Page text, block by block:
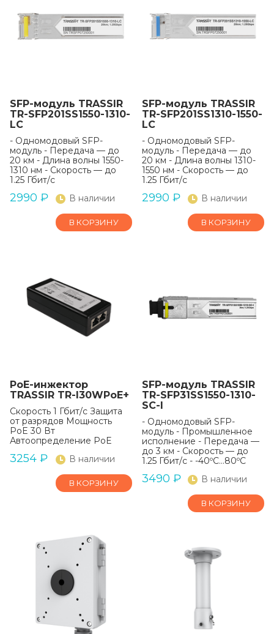
SFP-модуль TRASSIR
TR-SFP201SS1550-1310-
LC
- Одномодовый SFP-
модуль - Передача — до
20 км - Длина волны 1550-
1310 нм - Скорость — до
1.25 Гбит/с
2990 ₽ В наличии
В КОРЗИНУ
SFP-модуль TRASSIR
TR-SFP201SS1310-1550-
LC
- Одномодовый SFP-
модуль - Передача — до
20 км - Длина волны 1310-
1550 нм - Скорость — до
1.25 Гбит/с
2990 ₽ В наличии
В КОРЗИНУ
PoE-инжектор
TRASSIR TR-I30WPoE+
Скорость 1 Гбит/c Защита
от разрядов Мощность
PoE 30 Вт
Автоопределение PoE
3254 ₽ В наличии
В КОРЗИНУ
SFP-модуль TRASSIR
TR-SFP31SS1550-1310-
SC-I
- Одномодовый SFP-
модуль - Промышленное
исполнение - Передача —
до 3 км - Скорость — до
1.25 Гбит/с - -40ºС...80ºС
3490 ₽ В наличии
В КОРЗИНУ